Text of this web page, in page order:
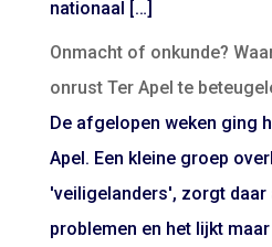
nationaal […]
Onmacht of onkunde?
onrust Ter Apel te
De afgelopen weken ging
Apel. Een kleine groep
'veiligelanders', zorgt daar
problemen en het lijkt